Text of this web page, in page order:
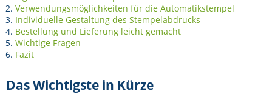
Verwendungsmöglichkeiten für die Automatikstempel
Individuelle Gestaltung des Stempelabdrucks
Bestellung und Lieferung leicht gemacht
Wichtige Fragen
Fazit
Das Wichtigste in Kürze